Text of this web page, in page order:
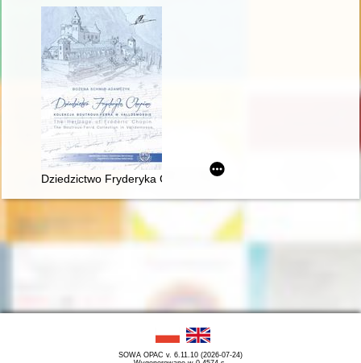
Dziedzictwo Fryderyka Chopina. Kolekcja Boutroux-Ferra w
SOWA OPAC v. 6.11.10 (2026-07-24)